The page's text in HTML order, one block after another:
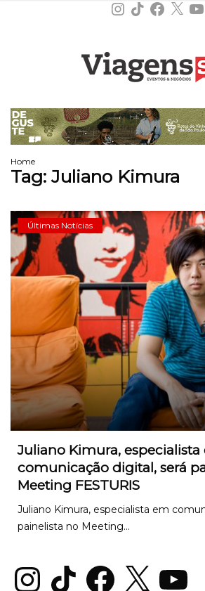
Instagram
TikTokFacebook
X
Home
Tag: Juliano Kimura
Últimas Notícias
Juliano Kimura, especialista
comunicação digital, será
Meeting FESTURIS
Juliano Kimura, especialista em
painelista no Meeting...
InstagramTikTok Facebook
X YouTube